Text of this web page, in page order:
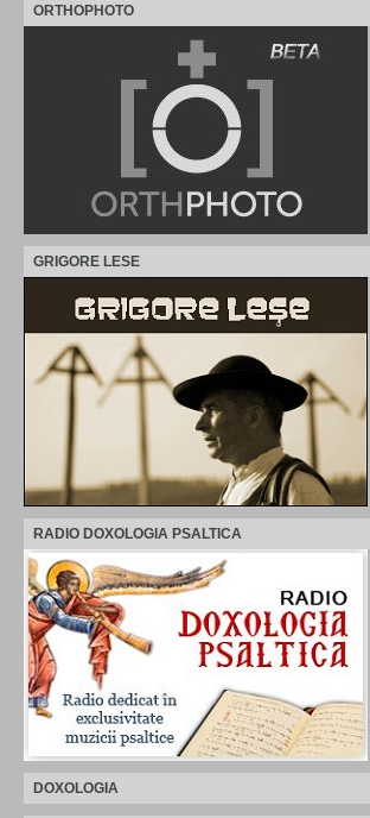
ORTHOPHOTO
GRIGORE LESE
RADIO DOXOLOGIA PSALTICA
DOXOLOGIA